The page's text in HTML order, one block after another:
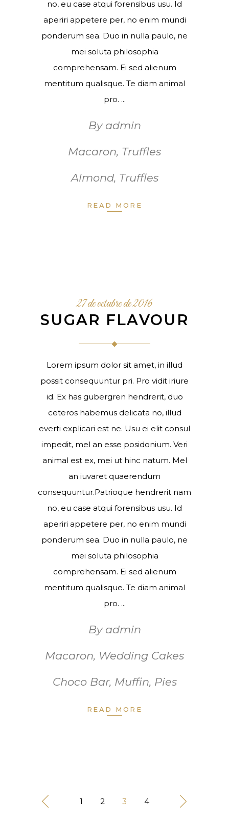
no, eu case atqui forensibus usu. Id
aperiri appetere per, no enim mundi
ponderum sea. Duo in nulla paulo, ne
mei soluta philosophia
comprehensam. Ei sed alienum
mentitum qualisque. Te diam animal
pro.
By admin
Macaron, Truffles
Almond, Truffles
READ MORE
27 de octubre de 2016
SUGAR FLAVOUR
Lorem ipsum dolor sit amet, in illud
possit consequuntur pri. Pro vidit iriure
id. Ex has gubergren hendrerit, duo
ceteros habemus delicata no, illud
everti explicari est ne. Usu ei elit consul
impedit, mel an esse posidonium. Veri
animal est ex, mei ut hinc natum. Mel
an iuvaret quaerendum
consequuntur.Patrioque hendrerit nam
no, eu case atqui forensibus usu. Id
aperiri appetere per, no enim mundi
ponderum sea. Duo in nulla paulo, ne
mei soluta philosophia
comprehensam. Ei sed alienum
mentitum qualisque. Te diam animal
pro.
By admin
Macaron, Wedding Cakes
Choco Bar, Muffin, Pies
READ MORE
1 2 3 4